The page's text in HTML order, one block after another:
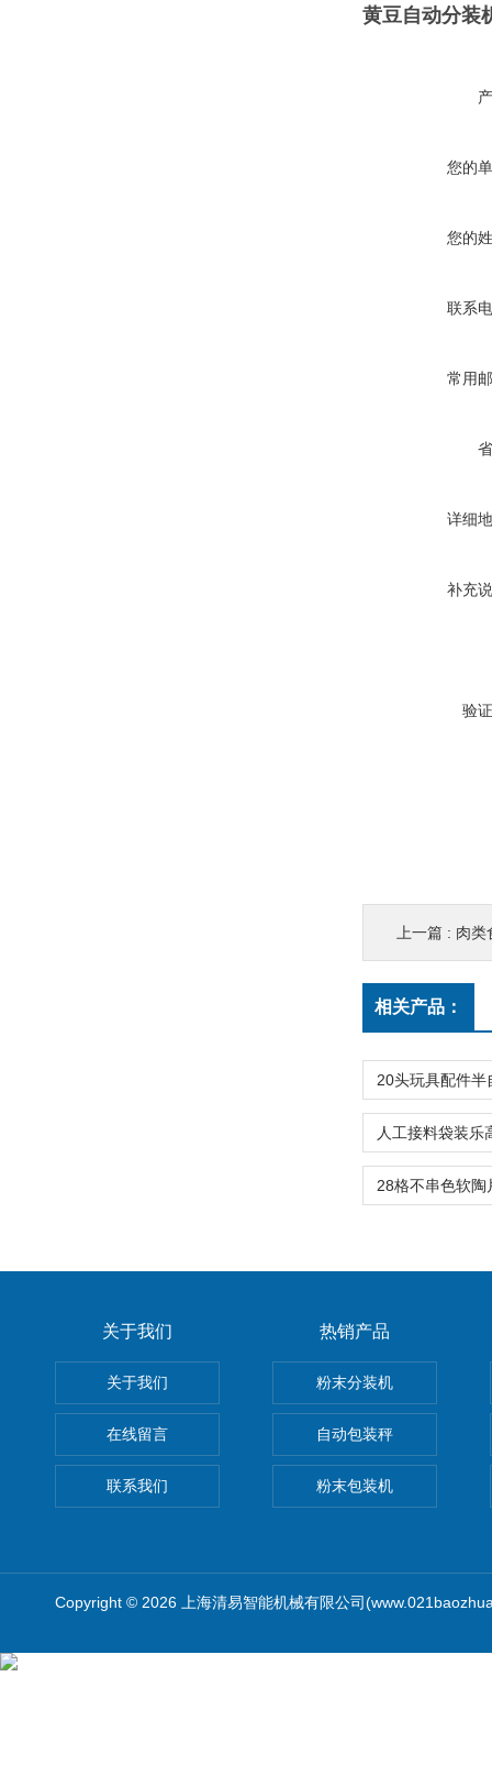
黄豆自动分装
您的
您的
联系
常用
详细
补充
验
上一篇 : 肉类
相关产品：
关于我们
关于我们
在线留言
联系我们
热销产品
粉末分装机
自动包装秤
粉末包装机
Copyright © 2026 上海清易智能机械有限公司